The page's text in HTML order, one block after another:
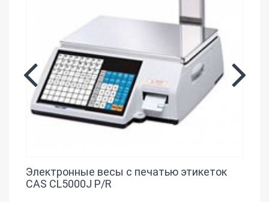
Электронные весы с печатью этикеток
CAS CL5000J P/R